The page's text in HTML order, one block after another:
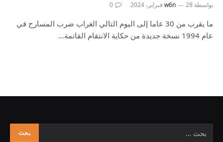
بواسطة w6n 28 فبراير، 2024 0
ما يقرب من 30 عاما إلى اليوم التالي الغراب ضرب المسارح في
عام 1994 نسخة جديدة من حكاية الانتقام القاتمة…